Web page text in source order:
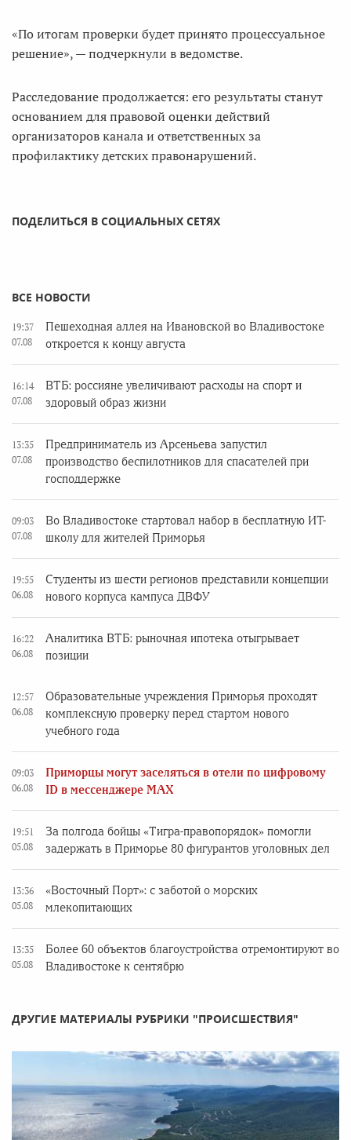
«По итогам проверки будет принято процессуальное
решение», — подчеркнули в ведомстве.
Расследование продолжается: его результаты станут
основанием для правовой оценки действий
организаторов канала и ответственных за
профилактику детских правонарушений.
ПОДЕЛИТЬСЯ В СОЦИАЛЬНЫХ СЕТЯХ
ВСЕ НОВОСТИ
19:37
07.08
Пешеходная аллея на Ивановской во Владивостоке
откроется к концу августа
16:14
07.08
ВТБ: россияне увеличивают расходы на спорт и
здоровый образ жизни
13:35
07.08
Предприниматель из Арсеньева запустил
производство беспилотников для спасателей при
господдержке
09:03
07.08
Во Владивостоке стартовал набор в бесплатную ИТ-
школу для жителей Приморья
19:55
06.08
Студенты из шести регионов представили концепции
нового корпуса кампуса ДВФУ
16:22
06.08
Аналитика ВТБ: рыночная ипотека отыгрывает
позиции
12:57
06.08
Образовательные учреждения Приморья проходят
комплексную проверку перед стартом нового
учебного года
09:03
06.08
Приморцы могут заселяться в отели по цифровому
ID в мессенджере MAX
19:51
05.08
За полгода бойцы «Тигра-правопорядок» помогли
задержать в Приморье 80 фигурантов уголовных дел
13:36
05.08
«Восточный Порт»: с заботой о морских
млекопитающих
13:35
05.08
Более 60 объектов благоустройства отремонтируют во
Владивостоке к сентябрю
ДРУГИЕ МАТЕРИАЛЫ РУБРИКИ "ПРОИСШЕСТВИЯ"